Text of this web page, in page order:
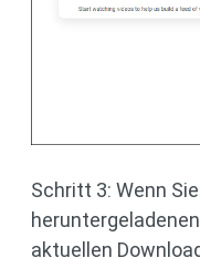
Schritt 3: Wenn
aktuellen